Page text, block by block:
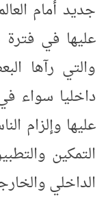
جديد أمام
عليها في
والتي رآها
داخليا سواء
عليها وإلزام
التمكين
الداخلي